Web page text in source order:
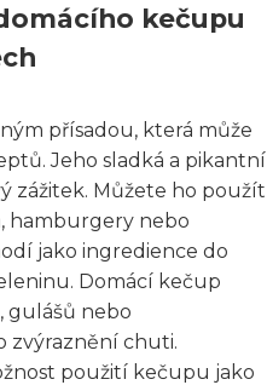
kečupu
přísadou, která může
Jeho sladká a pikantní
zážitek. Můžete ho použít
hamburgery nebo
jako ingredience do
Domácí kečup
gulášů nebo
zvýraznění chuti.
použití kečupu jako